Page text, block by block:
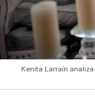
Kenita Larraín